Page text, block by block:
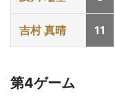
吉村 真晴 11
第4ゲーム